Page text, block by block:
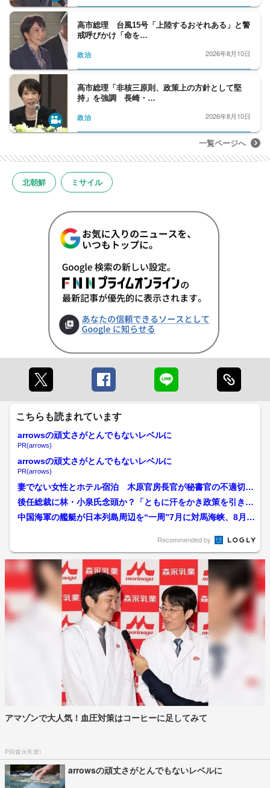
高市総理 台風15号「上陸するおそれある」と警
戒呼びかけ「命を…
政治 2026年8月10日
高市総理「非核三原則、政策上の方針として堅
持」を強調 長崎・…
政治 2026年8月10日
一覧ページへ
北朝鮮 ミサイル
こちらも読まれています
arrowsの頑丈さがとんでもないレベルに
PR(arrows)
arrowsの頑丈さがとんでもないレベルに
PR(arrows)
妻でない女性とホテル宿泊 木原官房長官が秘書官の不適切行
為認める「自室に招き入れ...
後任総裁に林・小泉氏念頭か？「ともに汗をかき政策を引き継
ぐ方に」石破首相が訪米前...
中国海軍の艦艇が日本列島周辺を“一周”7月に対馬海峡、8月8
Recommended by
アマゾンで大人気！血圧対策はコーヒーに足してみて
PR(森永乳業)
arrowsの頑丈さがとんでもないレベルに